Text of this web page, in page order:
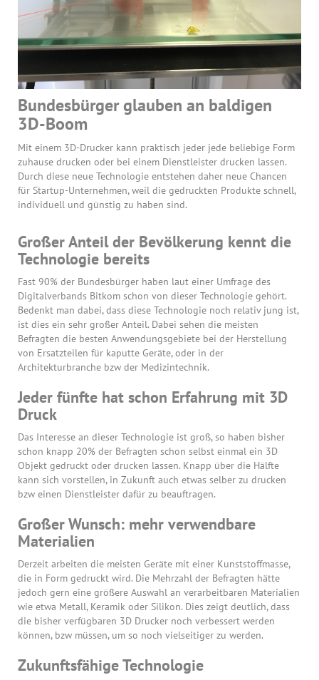
Bundesbürger glauben an baldigen
3D-Boom
Mit einem 3D-Drucker kann praktisch jeder jede beliebige Form
zuhause drucken oder bei einem Dienstleister drucken lassen.
Durch diese neue Technologie entstehen daher neue Chancen
für Startup-Unternehmen, weil die gedruckten Produkte schnell,
individuell und günstig zu haben sind.
Großer Anteil der Bevölkerung kennt die
Technologie bereits
Fast 90% der Bundesbürger haben laut einer Umfrage des
Digitalverbands Bitkom schon von dieser Technologie gehört.
Bedenkt man dabei, dass diese Technologie noch relativ jung ist,
ist dies ein sehr großer Anteil. Dabei sehen die meisten
Befragten die besten Anwendungsgebiete bei der Herstellung
von Ersatzteilen für kaputte Geräte, oder in der
Architekturbranche bzw der Medizintechnik.
Jeder fünfte hat schon Erfahrung mit 3D
Druck
Das Interesse an dieser Technologie ist groß, so haben bisher
schon knapp 20% der Befragten schon selbst einmal ein 3D
Objekt gedruckt oder drucken lassen. Knapp über die Hälfte
kann sich vorstellen, in Zukunft auch etwas selber zu drucken
bzw einen Dienstleister dafür zu beauftragen.
Großer Wunsch: mehr verwendbare
Materialien
Derzeit arbeiten die meisten Geräte mit einer Kunststoffmasse,
die in Form gedruckt wird. Die Mehrzahl der Befragten hätte
jedoch gern eine größere Auswahl an verarbeitbaren Materialien
wie etwa Metall, Keramik oder Silikon. Dies zeigt deutlich, dass
die bisher verfügbaren 3D Drucker noch verbessert werden
können, bzw müssen, um so noch vielseitiger zu werden.
Zukunftsfähige Technologie